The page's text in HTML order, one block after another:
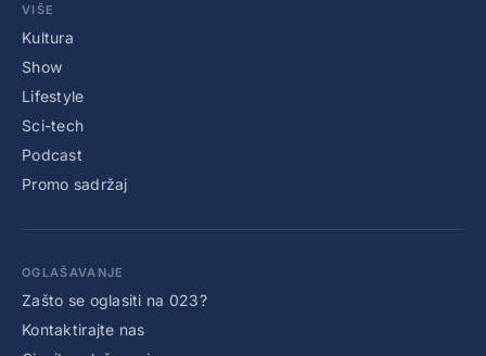
VIŠE
Kultura
Show
Lifestyle
Sci-tech
Podcast
Promo sadržaj
OGLAŠAVANJE
Zašto se oglasiti na 023?
Kontaktirajte nas